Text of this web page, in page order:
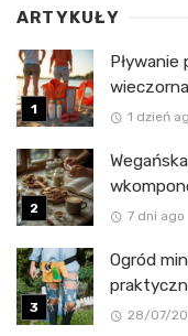
ARTYKUŁY
1 dzień
7 dni ago
Ogród
28/07/